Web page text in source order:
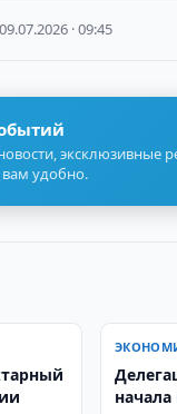
09.07.2026 · 09:45
эксклюзивные
удобно.